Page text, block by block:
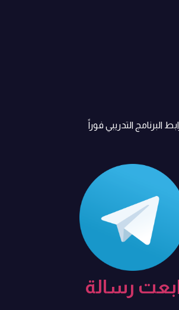
البرنامج التدريبي فوراً
رسالة